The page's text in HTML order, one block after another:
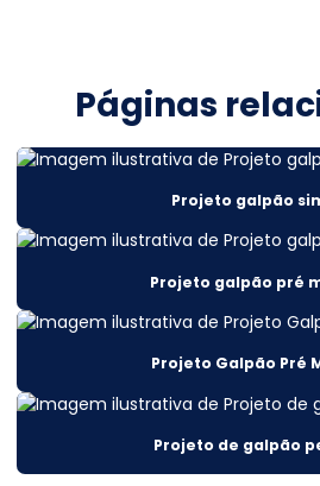
Cálculo estrutural sobrado
Cálculo estrutural telhado metálico
Cálculo projeto estrutural
Cálculos estruturais
Cálculos estruturais construção civil
Cálculos estruturais metálicas
Páginas
Projeto galpão
Projeto galpão pré
Projeto Galpão Pré
Projeto de galpão